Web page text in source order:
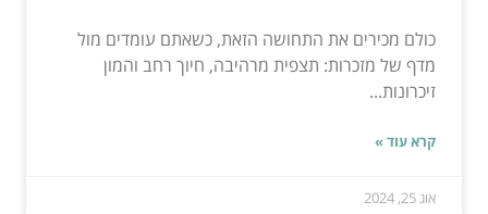
כולם מכירים את התחושה הזאת, כשאתם עומדים מול
מדף של מזכרות: תצפית מרהיבה, חיוך רחב והמון
זיכרונות...
קרא עוד »
אוג 25, 2024